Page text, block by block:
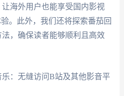
海外用户也能享受国内影视
。此外，我们还将探索番茄回
，确保读者能够顺利且高效
：无缝访问B站及其他影音平